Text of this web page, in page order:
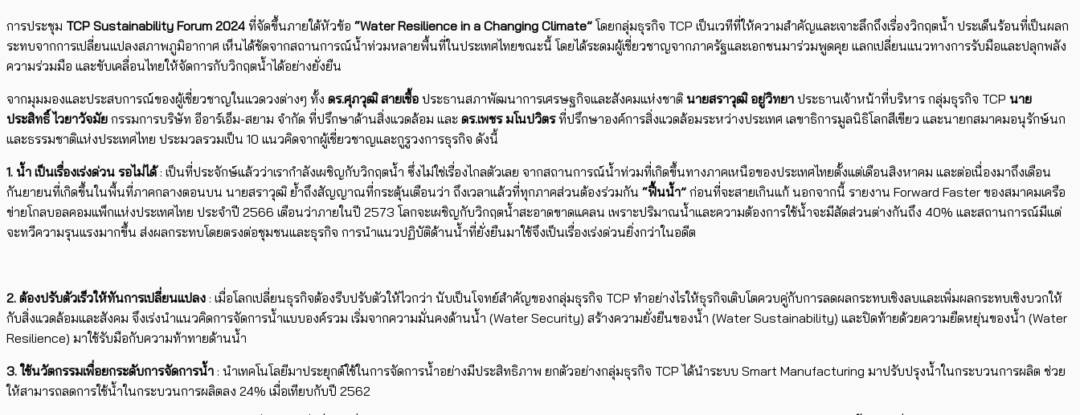
การประชุม TCP Sustainability Forum 2024 ที่จัดขึ้นภายใต้หัวข้อ “Water Resilience in a Changing Climate” โดยกลุ่มธุรกิจ TCP เป็นเวทีที่ให้ความสำคัญและเจาะลึกถึงเรื่องวิกฤตน้ำ ประเด็นร้อนที่เป็นผลก
ระทบจากการเปลี่ยนแปลงสภาพภูมิอากาศ เห็นได้ชัดจากสถานการณ์น้ำท่วมหลายพื้นที่ในประเทศไทยขณะนี้ โดยได้ระดมผู้เชี่ยวชาญจากภาครัฐและเอกชนมาร่วมพูดคุย แลกเปลี่ยนแนวทางการรับมือและปลุกพลัง
ความร่วมมือ และขับเคลื่อนไทยให้จัดการกับวิกฤตน้ำได้อย่างยั่งยืน
จากมุมมองและประสบการณ์ของผู้เชี่ยวชาญในแวดวงต่างๆ ทั้ง ดร.ศุภวุฒิ สายเชื้อ ประธานสภาพัฒนาการเศรษฐกิจและสังคมแห่งชาติ นายสราวุฒิ อยู่วิทยา ประธานเจ้าหน้าที่บริหาร กลุ่มธุรกิจ TCP นาย
ประสิทธิ์ ไวยาวัจมัย กรรมการบริษัท อีอาร์เอ็ม-สยาม จำกัด ที่ปรึกษาด้านสิ่งแวดล้อม และ ดร.เพชร มโนปวิตรที่ปรึกษาองค์การสิ่งแวดล้อมระหว่างประเทศ เลขาธิการมูลนิธิโลกสีเขียว และนายกสมาคมอนุรักษ์นก
และธรรมชาติแห่งประเทศไทย ประมวลรวมเป็น 10 แนวคิดจากผู้เชี่ยวชาญและกูรูวงการธุรกิจ ดังนี้
1. น้ำ เป็นเรื่องเร่งด่วน รอไม่ได้: เป็นที่ประจักษ์แล้วว่าเรากำลังเผชิญกับวิกฤตน้ำ ซึ่งไม่ใช่เรื่องไกลตัวเลย จากสถานการณ์น้ำท่วมที่เกิดขึ้นทางภาคเหนือของประเทศไทยตั้งแต่เดือนสิงหาคม และต่อเนื่องมาถึงเดือน
กันยายนที่เกิดขึ้นในพื้นที่ภาคกลางตอนบน นายสราวุฒิ ย้ำถึงสัญญาณที่กระตุ้นเตือนว่า ถึงเวลาแล้วที่ทุกภาคส่วนต้องร่วมกัน “ฟื้นน้ำ” ก่อนที่จะสายเกินแก้ นอกจากนี้ รายงาน Forward Faster ของสมาคมเครือ
ข่ายโกลบอลคอมแพ็กแห่งประเทศไทย ประจำปี 2566 เตือนว่าภายในปี 2573 โลกจะเผชิญกับวิกฤตน้ำสะอาดขาดแคลน เพราะปริมาณน้ำและความต้องการใช้น้ำจะมีสัดส่วนต่างกันถึง 40% และสถานการณ์มีแต่
จะทวีความรุนแรงมากขึ้น ส่งผลกระทบโดยตรงต่อชุมชนและธุรกิจ การนำแนวปฏิบัติด้านน้ำที่ยั่งยืนมาใช้จึงเป็นเรื่องเร่งด่วนยิ่งกว่าในอดีต
2. ต้องปรับตัวเร็วให้ทันการเปลี่ยนแปลง : เมื่อโลกเปลี่ยนธุรกิจต้องรีบปรับตัวให้ไวกว่า นับเป็นโจทย์สำคัญของกลุ่มธุรกิจ TCP ทำอย่างไรให้ธุรกิจเติบโตควบคู่กับการลดผลกระทบเชิงลบและเพิ่มผลกระทบเชิงบวกให้
กับสิ่งแวดล้อมและสังคม จึงเร่งนำแนวคิดการจัดการน้ำแบบองค์รวม เริ่มจากความมั่นคงด้านน้ำ (Water Security) สร้างความยั่งยืนของน้ำ (Water Sustainability) และปิดท้ายด้วยความยืดหยุ่นของน้ำ (Water
Resilience) มาใช้รับมือกับความท้าทายด้านน้ำ
3. ใช้นวัตกรรมเพื่อยกระดับการจัดการน้ำ : นำเทคโนโลยีมาประยุกต์ใช้ในการจัดการน้ำอย่างมีประสิทธิภาพ ยกตัวอย่างกลุ่มธุรกิจ TCP ได้นำระบบ Smart Manufacturing มาปรับปรุงน้ำในกระบวนการผลิต ช่วย
ให้สามารถลดการใช้น้ำในกระบวนการผลิตลง 24% เมื่อเทียบกับปี 2562